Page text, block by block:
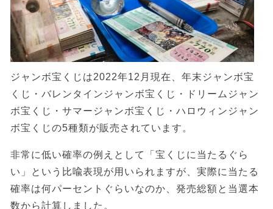
ジャンボ宝くじは2022年12月現在、年末ジャンボ宝
くじ・バレンタインジャンボ宝くじ・ドリームジャン
ボ宝くじ・サマージャンボ宝くじ・ハロウィンジャン
ボ宝くじの5種類が販売されています。
非常に低い確率の例えとして「宝くじに当たるぐら
い」という比喩表現が用いられますが、実際に当たる
確率は何パーセントぐらいなのか、発売総額と当選本
数から計算しました。